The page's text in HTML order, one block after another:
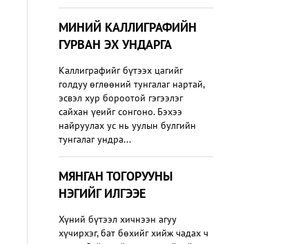
МИНИЙ КАЛЛИГРАФИЙН
ГУРВАН ЭХ УНДАРГА
Каллиграфийг бүтээх цагийг
голдуу өглөөний тунгалаг нартай,
эсвэл хур бороотой гэгээлэг
сайхан үеийг сонгоно. Бэхээ
найруулах ус нь уулын булгийн
тунгалаг ундра...
МЯНГАН ТОГОРУУНЫ
НЭГИЙГ ИЛГЭЭЕ
Хүний бүтээл хичнээн агуу
хүчирхэг, бат бөхийг хийж чадах ч